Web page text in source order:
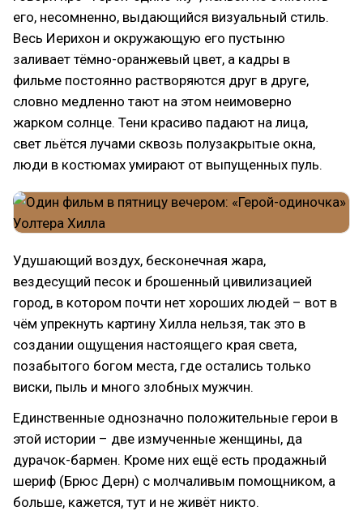
его, несомненно, выдающийся визуальный стиль.
Весь Иерихон и окружающую его пустыню
заливает тёмно-оранжевый цвет, а кадры в
фильме постоянно растворяются друг в друге,
словно медленно тают на этом неимоверно
жарком солнце. Тени красиво падают на лица,
свет льётся лучами сквозь полузакрытые окна,
люди в костюмах умирают от выпущенных пуль.
Удушающий воздух, бесконечная жара,
вездесущий песок и брошенный цивилизацией
город, в котором почти нет хороших людей – вот в
чём упрекнуть картину Хилла нельзя, так это в
создании ощущения настоящего края света,
позабытого богом места, где остались только
виски, пыль и много злобных мужчин.
Единственные однозначно положительные герои в
этой истории – две измученные женщины, да
дурачок-бармен. Кроме них ещё есть продажный
шериф (Брюс Дерн) с молчаливым помощником, а
больше, кажется, тут и не живёт никто.